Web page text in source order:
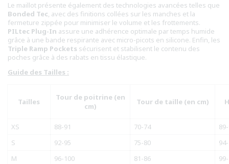
Le maillot présente également des technologies avancées telles que
Bonded Tec, avec des finitions collées sur les manches et la
fermeture zippée pour minimiser le volume et les frottements.
PILtec Plug-In assure une adhérence optimale par temps humide
grâce à une bande respirante avec micro-picots en silicone. Enfin, les
Triple Ramp Pockets sécurisent et stabilisent le contenu des
poches grâce à des rabats en tissu élastique.
Guide des Tailles :
Tailles
Tour de poitrine (en
cm)
Tour de taille (en cm)
XS 88-91 70-74
S
92-95 75-80
M
96-100 81-86